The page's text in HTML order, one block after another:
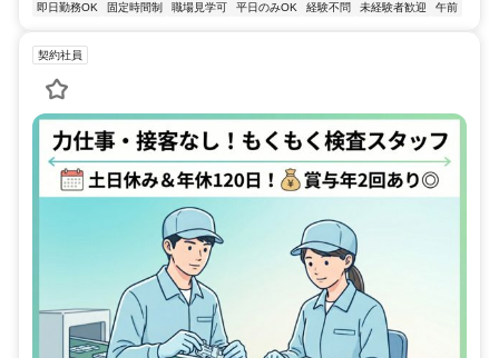
即日勤務OK
固定時間制 職場見学可 平日のみOK 経験不問 未経験者歓迎 午前
契約社員